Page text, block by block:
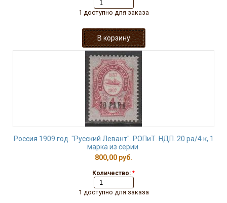
1 доступно для заказа
Россия 1909 год. "Русский Левант". РОПиТ. НДП. 20 pа/4 к, 1
марка из серии.
800,00 руб.
Количество: *
1 доступно для заказа